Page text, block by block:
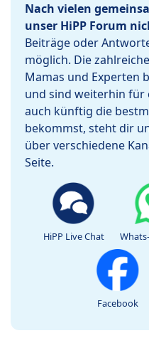
Nach vielen
unser HiPP Forum
Beiträge oder
möglich. Die
Mamas und Experten
und sind weiterhin für
auch künftig die
bekommst, steht dir
über verschiedene
Seite.
HiPP Live Chat
Facebook